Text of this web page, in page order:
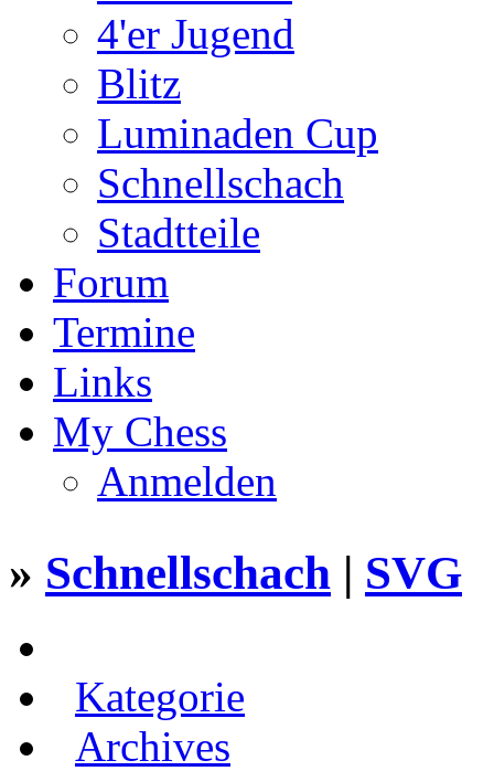
4'er Jugend
Blitz
Luminaden Cup
Schnellschach
Stadtteile
Forum
Termine
Links
My Chess
Anmelden
» Schnellschach | SVG
Kategorie
Archives